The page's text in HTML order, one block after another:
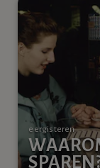
eergisteren